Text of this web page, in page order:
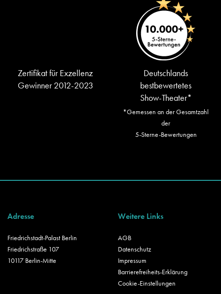
Zertifikat für Exzellenz
Gewinner 2012-2023
Deutschlands
bestbewertetes
Show-Theater*
*Gemessen an der Gesamtzahl
der
5-Sterne-Bewertungen
Adresse
Friedrichstadt-Palast Berlin
Friedrichstraße 107
10117 Berlin-Mitte
Weitere Links
AGB
Datenschutz
Impressum
Barrierefreiheits-Erklärung
Cookie-Einstellungen